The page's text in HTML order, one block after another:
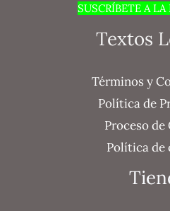
SUSCRÍBETE A
Textos
Términos y
Política de
Proceso de
Política de